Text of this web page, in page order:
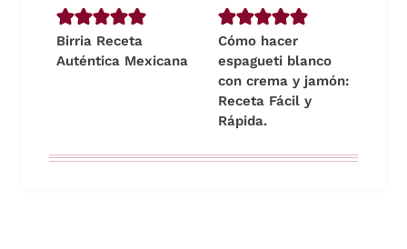
Birria Receta
Auténtica Mexicana
Cómo hacer
espagueti blanco
con crema y jamón:
Receta Fácil y
Rápida.